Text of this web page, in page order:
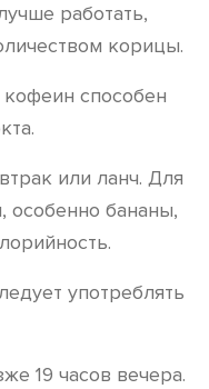
работать,
корицы.
способен
или ланч. Для
особенно бананы,
употреблять
19 часов вечера.